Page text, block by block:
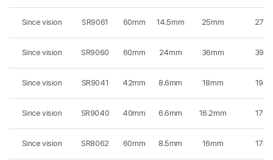
Since vision SR9061 60mm 14.5mm 25mm
Since vision SR9060 60mm 24mm 36mm
Since vision SR9041 42mm 8.6mm 18mm
Since vision SR9040 40mm 6.6mm 16.2mm
Since vision SR8062 60mm 8.5mm 16mm